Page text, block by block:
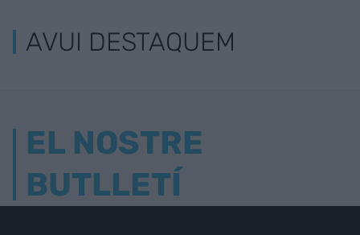
AVUI DESTAQUEM
EL NOSTRE
BUTLLETÍ